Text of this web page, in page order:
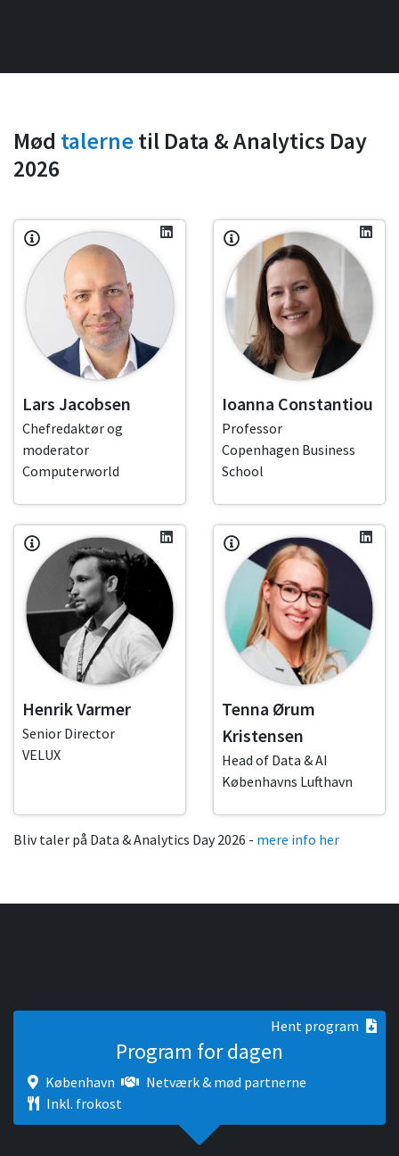
Mød talerne til Data & Analytics Day
2026
Lars Jacobsen
Chefredaktør og
moderator
Computerworld
Ioanna Constantiou
Professor
Copenhagen Business
School
Henrik Varmer
Senior Director
VELUX
Tenna Ørum
Kristensen
Head of Data & AI
Københavns Lufthavn
Bliv taler på Data & Analytics Day 2026 - mere info her
Hent program
Program for dagen
København
Netværk & mød partnerne
Inkl. frokost